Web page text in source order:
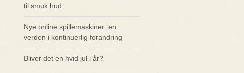
til smuk hud
Nye online spillemaskiner: en
verden i kontinuerlig forandring
Bliver det en hvid jul i år?